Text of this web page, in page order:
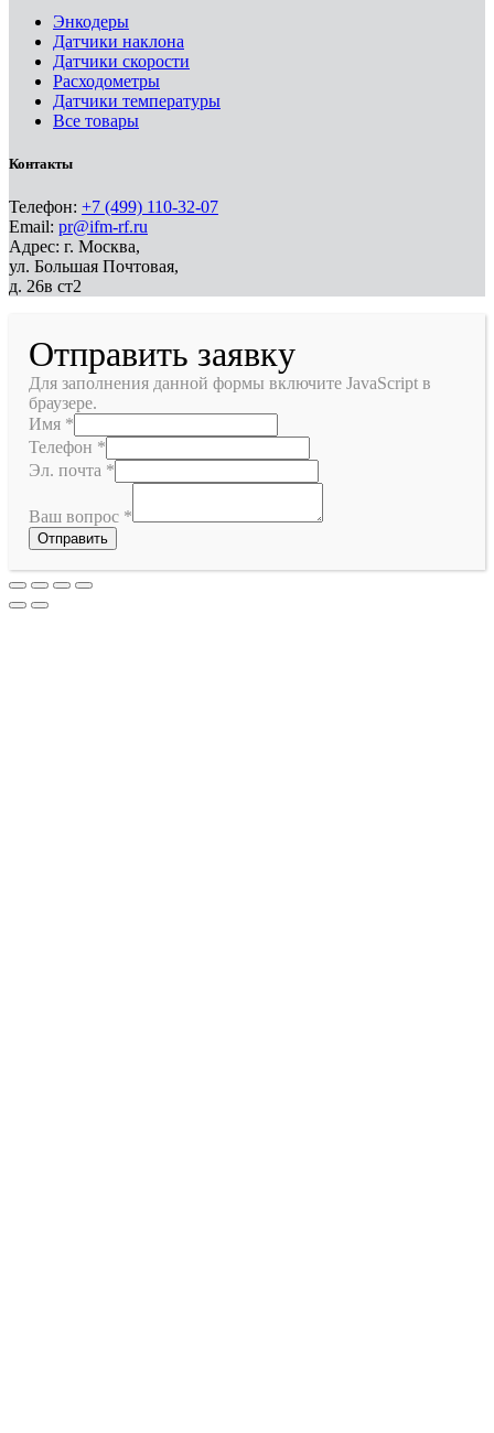
Энкодеры
Датчики наклона
Датчики скорости
Расходометры
Датчики температуры
Все товары
Контакты
Телефон: +7 (499) 110-32-07
Email: pr@ifm-rf.ru
Адрес: г. Москва,
ул. Большая Почтовая,
д. 26в ст2
Отправить заявку
Для заполнения данной формы включите JavaScript в
браузере.
Имя *
Телефон *
Эл. почта *
Ваш вопрос *
Отправить